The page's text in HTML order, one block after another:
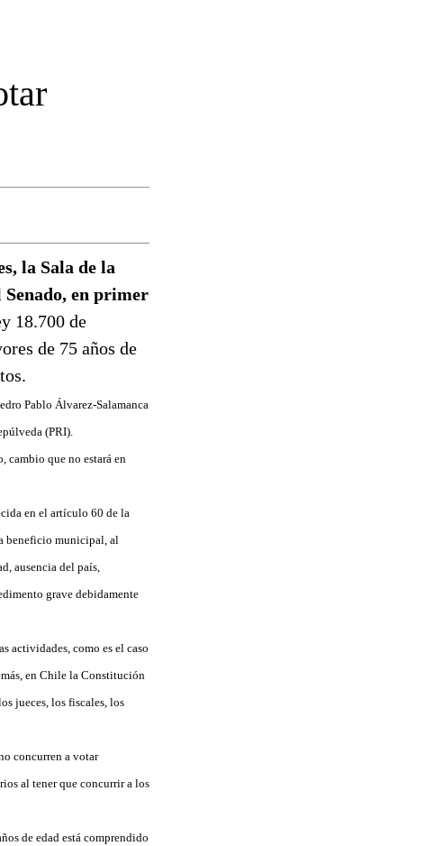
la Sala de la
Senado, en primer
18.700 de
de 75 años de
Pablo Álvarez-Salamanca
(PRI).
que no estará en
en el artículo 60 de la
beneficio municipal, al
ausencia del país,
grave debidamente
actividades, como es el caso
en Chile la Constitución
jueces, los fiscales, los
concurren a votar
al tener que concurrir a los
de edad está comprendido